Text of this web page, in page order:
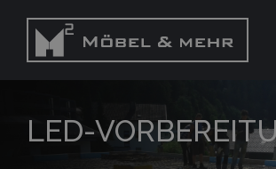
LED-